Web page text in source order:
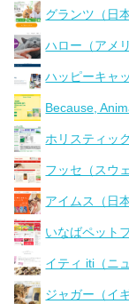
グランツ（日
ハロー（アメ
ハッピーキャ
Because,
ホリスティッ
フッセ（スウ
アイムス（日
いなばペット
イティ iti（ニ
ジャガー（イ